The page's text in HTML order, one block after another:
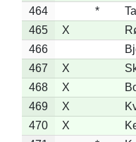
464
*
465
X
466
467
X
468
X
469
X
470
X